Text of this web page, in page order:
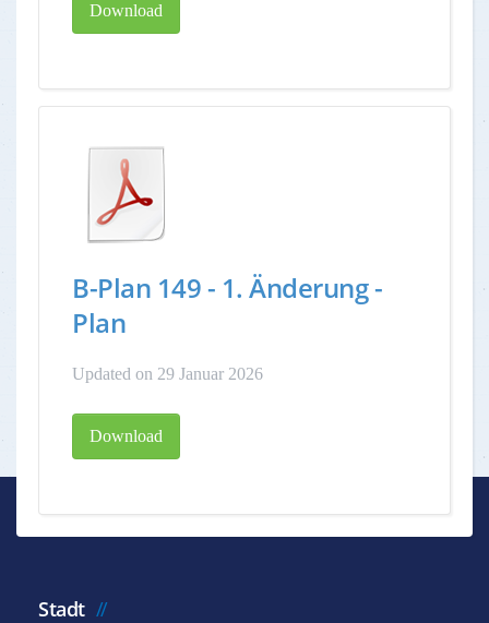
Download
B-Plan 149 - 1. Änderung -
Plan
Updated on 29 Januar 2026
Download
Stadt